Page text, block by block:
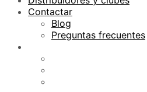
Contactar
Blog
Preguntas frecuentes